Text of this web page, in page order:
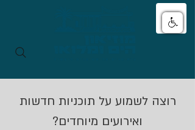
רוצה לשמוע על תוכניות חדשות
ואירועים מיוחדים?